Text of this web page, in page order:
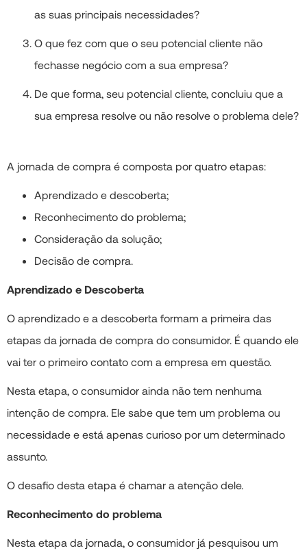
as suas principais necessidades?
O que fez com que o seu potencial cliente não
fechasse negócio com a sua empresa?
De que forma, seu potencial cliente, concluiu que a
sua empresa resolve ou não resolve o problema dele?
A jornada de compra é composta por quatro etapas:
Aprendizado e descoberta;
Reconhecimento do problema;
Consideração da solução;
Decisão de compra.
Aprendizado e Descoberta
O aprendizado e a descoberta formam a primeira das
etapas da jornada de compra do consumidor. É quando ele
vai ter o primeiro contato com a empresa em questão.
Nesta etapa, o consumidor ainda não tem nenhuma
intenção de compra. Ele sabe que tem um problema ou
necessidade e está apenas curioso por um determinado
assunto.
O desafio desta etapa é chamar a atenção dele.
Reconhecimento do problema
Nesta etapa da jornada, o consumidor já pesquisou um